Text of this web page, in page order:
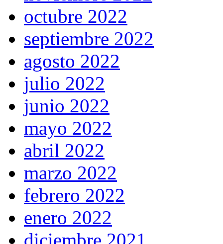
octubre 2022
septiembre 2022
agosto 2022
julio 2022
junio 2022
mayo 2022
abril 2022
marzo 2022
febrero 2022
enero 2022